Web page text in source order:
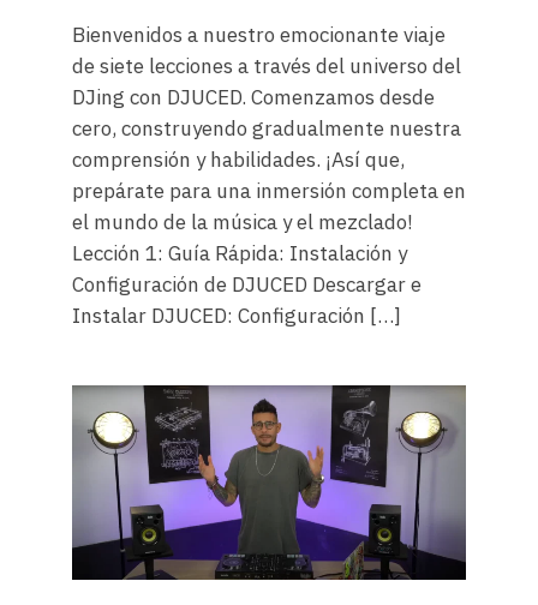
Bienvenidos a nuestro emocionante viaje
de siete lecciones a través del universo del
DJing con DJUCED. Comenzamos desde
cero, construyendo gradualmente nuestra
comprensión y habilidades. ¡Así que,
prepárate para una inmersión completa en
el mundo de la música y el mezclado!
Lección 1: Guía Rápida: Instalación y
Configuración de DJUCED Descargar e
Instalar DJUCED: Configuración […]